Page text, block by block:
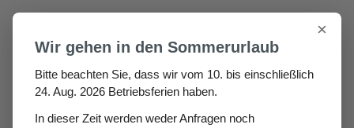
Zum Hauptinhalt springen
×
Wir gehen in den Sommerurlaub
Bitte beachten Sie, dass wir vom 10. bis einschließlich
24. Aug. 2026 Betriebsferien haben.
In dieser Zeit werden weder Anfragen noch